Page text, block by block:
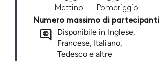
Mattino
Pomeriggio
Numero massimo di partecipanti
Disponibile in Inglese,
Francese, Italiano,
Tedesco e altre